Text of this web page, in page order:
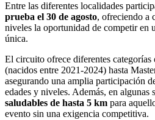
Entre las diferentes localidades
prueba el 30 de agosto, ofreciendo a
niveles la oportunidad de competir en
única.
El circuito ofrece diferentes categorías
(nacidos entre 2021-2024) hasta
asegurando una amplia participación
edades y niveles. Además, en algunas
saludables de hasta 5 km para
evento sin una exigencia competitiva.